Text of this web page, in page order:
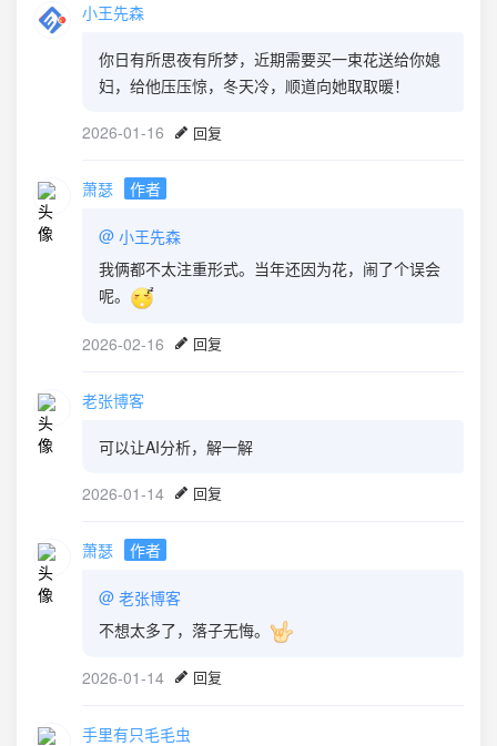
小王先森
你日有所思夜有所梦，近期需要买一束花送给你媳
妇，给他压压惊，冬天冷，顺道向她取取暖！
2026-01-16 回复
萧瑟 作者
@ 小王先森
我俩都不太注重形式。当年还因为花，闹了个误会
呢。
2026-02-16 回复
老张博客
可以让AI分析，解一解
2026-01-14 回复
萧瑟 作者
@ 老张博客
不想太多了，落子无悔。
2026-01-14 回复
手里有只毛毛虫